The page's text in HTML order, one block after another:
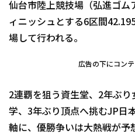
仙台市陸上競技場（弘進ゴム
ィニッシュとする6区間
場して行われる。
広告の下にコン
2連覇を狙う資生堂、2年ぶ
学、3年ぶり頂点へ挑むJP日
軸に、優勝争いは大熱戦が予